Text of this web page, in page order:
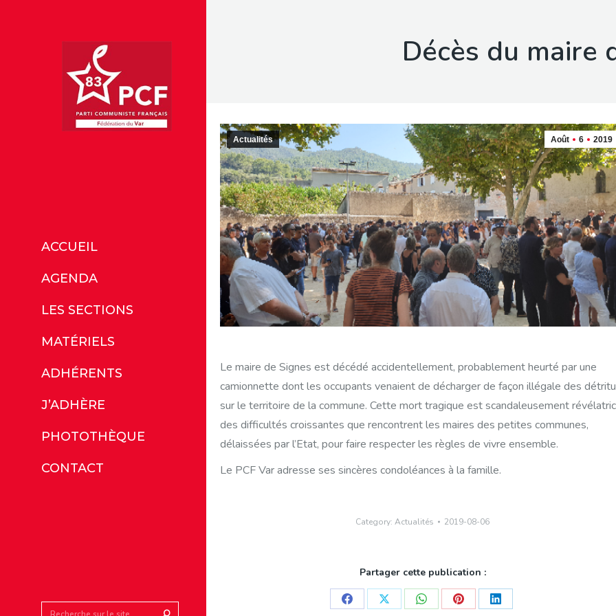
ACCUEIL
AGENDA
LES SECTIONS
MATÉRIELS
ADHÉRENTS
J’ADHÈRE
PHOTOTHÈQUE
CONTACT
Search:
Décès du maire
Août 6 2019
Actualités
Le maire de Signes est décédé accidentellement, probablement heurté par une
camionnette dont les occupants venaient de décharger de façon illégale des
sur le territoire de la commune. Cette mort tragique est scandaleusement
des difficultés croissantes que rencontrent les maires des petites communes,
délaissées par l’Etat, pour faire respecter les règles de vivre ensemble.
Le PCF Var adresse ses sincères condoléances à la famille.
Category: Actualités 2019-08-06
Partager cette publication :
Share Share Share Share Share